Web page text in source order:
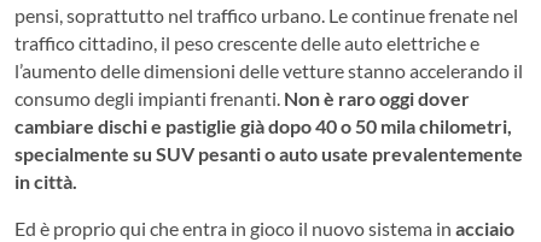
pensi, soprattutto nel traffico urbano. Le continue frenate nel
traffico cittadino, il peso crescente delle auto elettriche e
l’aumento delle dimensioni delle vetture stanno accelerando il
consumo degli impianti frenanti. Non è raro oggi dover
cambiare dischi e pastiglie già dopo 40 o 50 mila chilometri,
specialmente su SUV pesanti o auto usate prevalentemente
in città.
Ed è proprio qui che entra in gioco il nuovo sistema in acciaio